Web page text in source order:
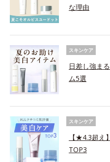
な理由
スキンケア
日差し強ま
ム5選
スキンケア
【★4.3超え
TOP3